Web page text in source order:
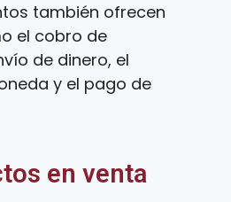
también ofrecen
el cobro de
de dinero, el
y el pago de
en venta